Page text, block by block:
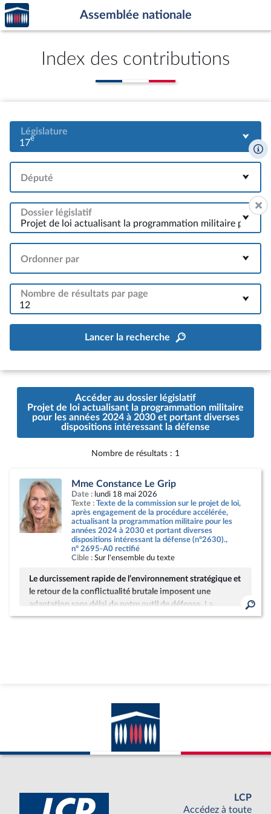
Aller au contenu
Aller en bas de la page
Accèder
à la
page
Assemblée nationale
Index des contributions
Législature
17e
Député
Dossier législatif
Ordonner par
Nombre de résultats par page
12
Lancer la recherche
Accéder au dossier législatif
Projet de loi actualisant la programmation militaire
pour les années 2024 à 2030 et portant diverses
dispositions intéressant la défense
Nombre de résultats : 1
Mme Constance Le Grip
Date : lundi 18 mai 2026
Texte : Texte de la commission sur le projet de loi,
après engagement de la procédure accélérée,
actualisant la programmation militaire pour les
années 2024 à 2030 et portant diverses
dispositions intéressant la défense (n°2630).,
n° 2695-A0 rectifié
Cible : Sur l'ensemble du texte
Le durcissement rapide de l’environnement stratégique et
le retour de la conflictualité brutale imposent une
adaptation sans délai de notre outil de défense. La
poursuite de la guerre d’agression menée par la Russie en
l'ère dite "des dividendes de la paix". Dans ce contexte
marqué par le retour de la guerre de haute intensité sur
le continent européen, l a France doit continuer à se doter
des moyens nécessaires pour préserver sa souveraineté
et assurer sa sécurité.
entrée en vigueur le 1er août 2023. Comme l’a rappelé la
ministre des Armées, Mme Catherine Vautrin, il constitue
LCP
Accédez à toute